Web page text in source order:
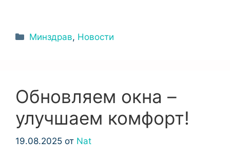
Рубрики
Минздрав, Новости
Обновляем окна –
улучшаем комфорт!
19.08.2025 от Nat